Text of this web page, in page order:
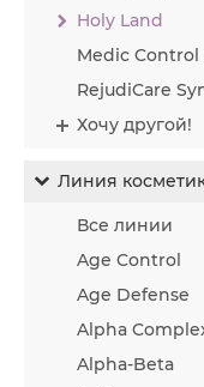
Holy Land
Medic Control
RejudiCare
Хочу другой!
Линия
Все линии
Age Control
Age Defense
Alpha
Alpha-Beta